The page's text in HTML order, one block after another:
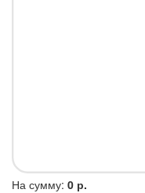
На сумму: 0 р.